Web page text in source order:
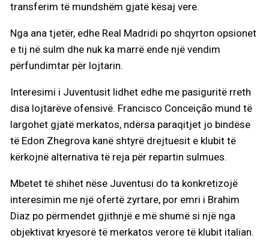
transferim të mundshëm gjatë kësaj vere.
Nga ana tjetër, edhe Real Madridi po shqyrton opsionet
e tij në sulm dhe nuk ka marrë ende një vendim
përfundimtar për lojtarin.
Interesimi i Juventusit lidhet edhe me pasiguritë rreth
disa lojtarëve ofensivë. Francisco Conceição mund të
largohet gjatë merkatos, ndërsa paraqitjet jo bindëse
të Edon Zhegrova kanë shtyrë drejtuesit e klubit të
kërkojnë alternativa të reja për repartin sulmues.
Mbetet të shihet nëse Juventusi do ta konkretizojë
interesimin me një ofertë zyrtare, por emri i Brahim
Diaz po përmendet gjithnjë e më shumë si një nga
objektivat kryesorë të merkatos verore të klubit italian.